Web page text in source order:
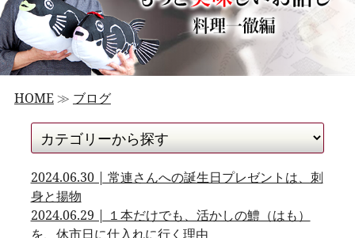
HOME≫ ブログ
2024.06.30 | 常連さんへの誕生日プレゼントは、刺
身と揚物
2024.06.29 | １本だけでも、活かしの鱧（はも）
を、休市日に仕入れに行く理由